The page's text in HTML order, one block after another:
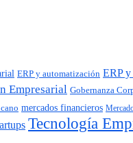
ERP y automatización ERP y
Empresarial Gobernanza
mercados financieros
Tecnología